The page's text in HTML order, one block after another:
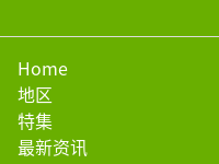
Home
地区
特集
最新资讯